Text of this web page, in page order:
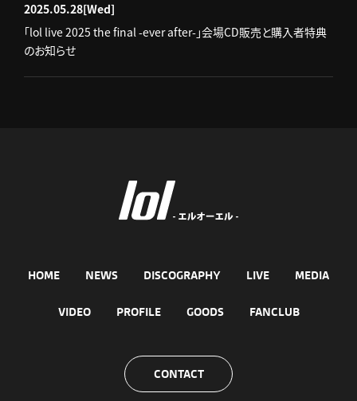
2025.05.28[Wed]
「lol live 2025 the final -ever after-」会場CD販売と購入者特典
のお知らせ
HOME NEWS DISCOGRAPHY LIVE MEDIA
VIDEO PROFILE GOODS FANCLUB
CONTACT